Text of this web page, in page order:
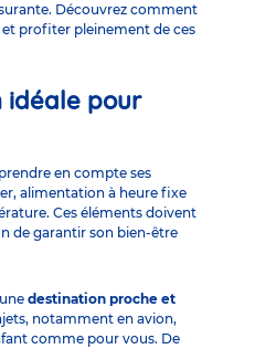
Découvrez comment
profiter pleinement de ces
idéale pour
en compte ses
, alimentation à heure fixe
. Ces éléments doivent
de garantir son bien-être
destination proche et
notamment en avion,
comme pour vous. De